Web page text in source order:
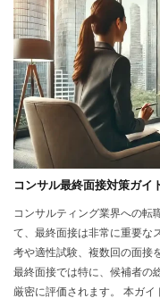
コンサル最終面接対策ガイ
コンサルティング業界への転
て、最終面接は非常に重要な
考や適性試験、複数回の面接
最終面接では特に、候補者の
厳密に評価されます。 本ガイ